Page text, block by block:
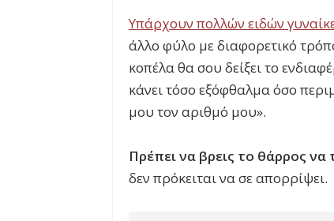
Υπάρχουν πολλών ειδών
άλλο φύλο με διαφορετικό
κοπέλα θα σου δείξει το
κάνει τόσο εξόφθαλμα όσο
μου τον αριθμό μου».
Πρέπει να βρεις το θάρρος να
δεν πρόκειται να σε απορρίψει.